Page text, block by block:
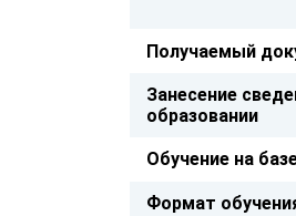
Получаемый
Занесение
образовании
Обучение на
Формат